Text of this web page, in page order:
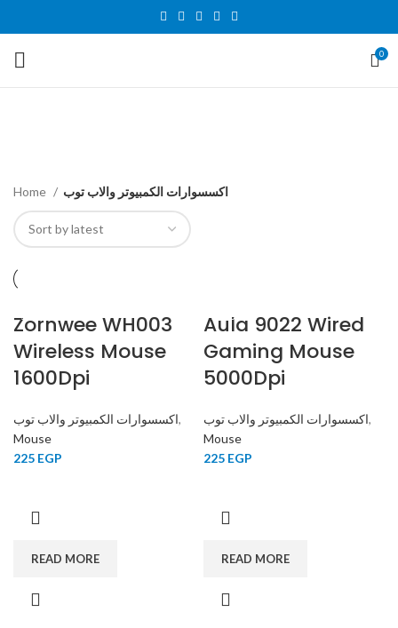
0
CATEGORIES
Home اكسسوارات الكمبيوتر والاب توب
SOLD OUT
Zornwee WH003
Wireless Mouse
1600Dpi
اكسسوارات الكمبيوتر والاب توب,
Mouse
225 EGP
READ MORE
SOLD OUT
Aula 9022 Wired
Gaming Mouse
5000Dpi
اكسسوارات الكمبيوتر والاب توب,
Mouse
225 EGP
READ MORE